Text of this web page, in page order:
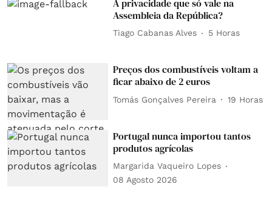
A privacidade que só vale na
Assembleia da República?
Tiago Cabanas Alves 5 Horas
Preços dos combustíveis voltam a
ficar abaixo de 2 euros
Tomás Gonçalves Pereira 19 Horas
Portugal nunca importou tantos
produtos agrícolas
Margarida Vaqueiro Lopes
08 Agosto 2026